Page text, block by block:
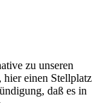
zu unseren
einen Stellplatz
daß es in